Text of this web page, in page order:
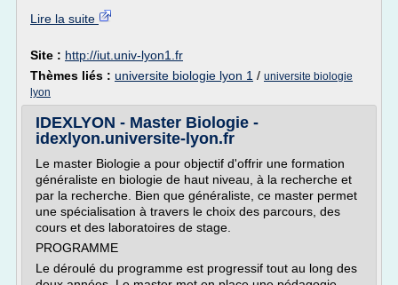
Lire la suite
Site : http://iut.univ-lyon1.fr
Thèmes liés : universite biologie lyon 1 / universite biologie
lyon
IDEXLYON - Master Biologie -
idexlyon.universite-lyon.fr
Le master Biologie a pour objectif d'offrir une formation
généraliste en biologie de haut niveau, à la recherche et
par la recherche. Bien que généraliste, ce master permet
une spécialisation à travers le choix des parcours, des
cours et des laboratoires de stage.
PROGRAMME
Le déroulé du programme est progressif tout au long des